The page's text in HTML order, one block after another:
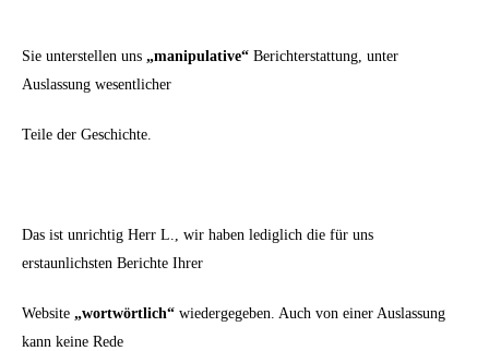
Sie unterstellen uns „manipulative“ Berichterstattung, unter
Auslassung wesentlicher
Teile der Geschichte.
Das ist unrichtig Herr L., wir haben lediglich die für uns
erstaunlichsten Berichte Ihrer
Website „wortwörtlich“ wiedergegeben. Auch von einer Auslassung
kann keine Rede